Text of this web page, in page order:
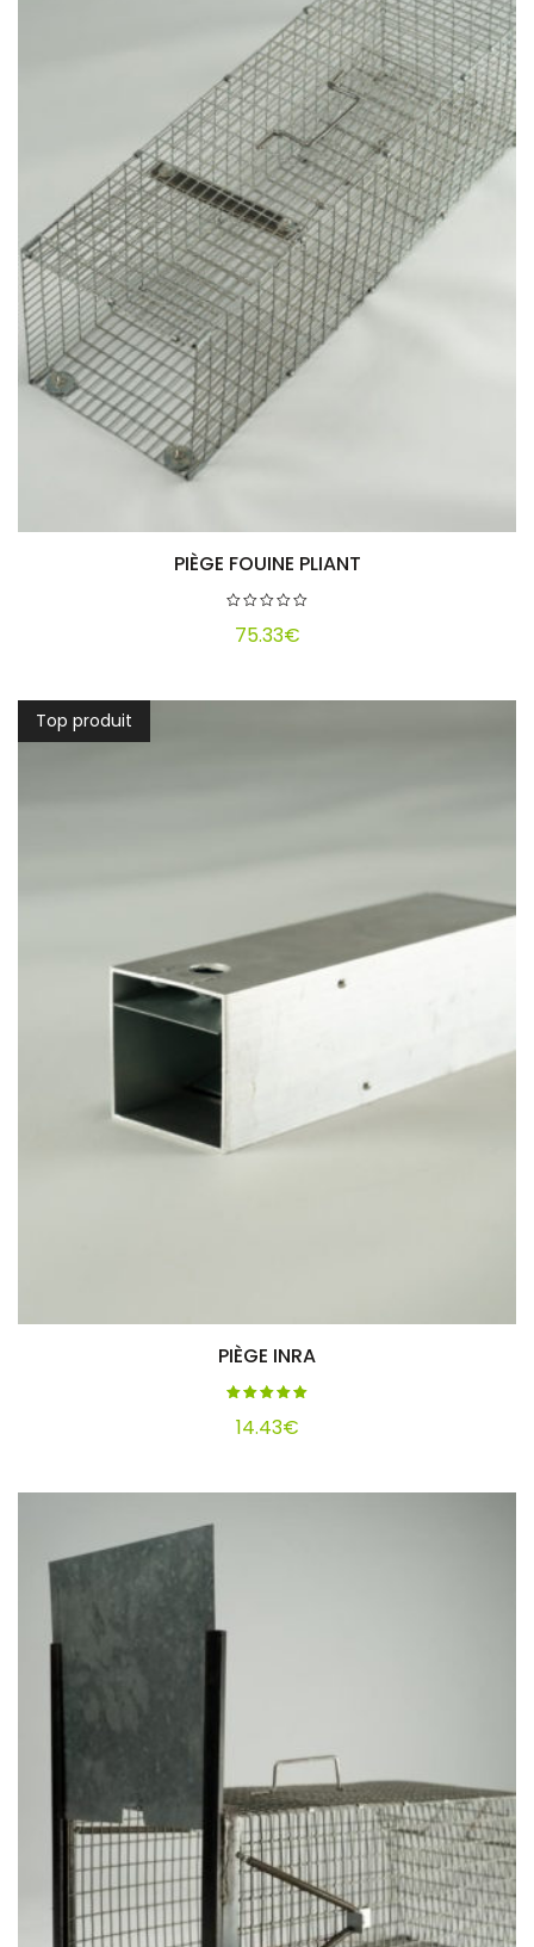
PIÈGE FOUINE PLIANT
75.33€
Ajouter au panier
Top produit
PIÈGE INRA
sur 5
14.43€
Ajouter au panier